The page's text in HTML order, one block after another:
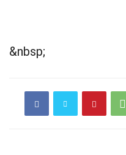
&nbsp;